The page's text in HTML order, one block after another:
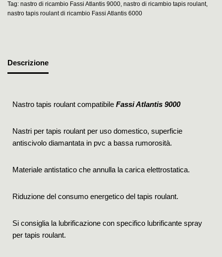
Tag: nastro di ricambio Fassi Atlantis 9000, nastro di ricambio tapis roulant,
nastro tapis roulant di ricambio Fassi Atlantis 6000
Descrizione
Nastro tapis roulant compatibile Fassi Atlantis 9000
Nastri per tapis roulant per uso domestico, superficie
antiscivolo diamantata in pvc a bassa rumorosità.
Materiale antistatico che annulla la carica elettrostatica.
Riduzione del consumo energetico del tapis roulant.
Si consiglia la lubrificazione con specifico lubrificante spray
per tapis roulant.